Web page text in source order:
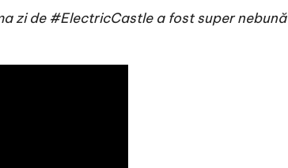
zi de #ElectricCastlea fost super nebună